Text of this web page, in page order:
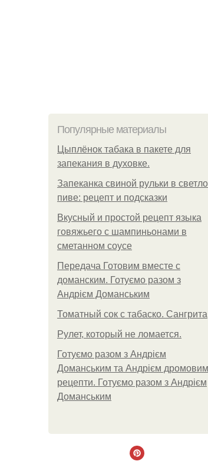
Популярные материалы
Цыплёнок табака в пакете для
запекания в духовке.
Запеканка свиной рульки в
пиве: рецепт и подсказки
Вкусный и простой рецепт языка
говяжьего с шампиньонами в
сметанном соусе
Передача Готовим вместе с
доманским. Готуємо разом з
Андрієм Доманським
Томатный сок с табаско. Сангрита
Рулет, который не ломается.
Готуємо разом з Андрієм
Доманським та Андрієм дромовим
рецепти. Готуємо разом з Андрієм
Доманським